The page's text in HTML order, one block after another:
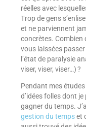
réelles avec
Trop de gens
et ne parviennent
concrètes. Combien
vous laissées
l’état de paralysie
viser, viser, viser…) ?
Pendant mes
d’idées folles dont
gagner du temps.
gestion du tempset